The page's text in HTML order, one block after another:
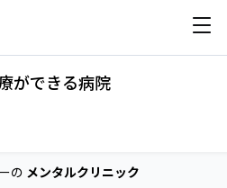
ができる病院
の メンタルクリニック